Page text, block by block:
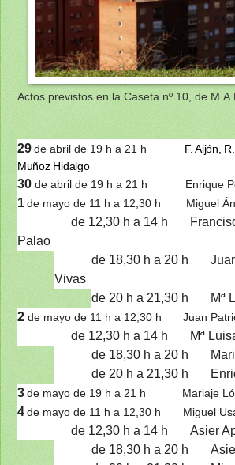
Actos previstos en la Caseta nº 10, de
29de abril de 19 h a 21 h F. Aijón,
Muñoz Hidalgo
30 de abril de 19 h a 21 h Enrique
1de mayo de 11 h a 12,30 h Miguel
de 12,30 h a 14 h Francisco
Palao
de 18,30 h a 20 h Juan
Vivas
de 20 h a 21,30 h Mª
2 de mayo de 11 h a 12,30 h Juan
de 12,30 h a 14 h Mª Luisa
de 18,30 h a 20 h
de 20 h a 21,30 h
3de mayo de 19 h a 21 h Mariaje
4de mayo de 11 h a 12,30 h Miguel
de 12,30 h a 14 h Asier
de 18,30 h a 20 h Asier